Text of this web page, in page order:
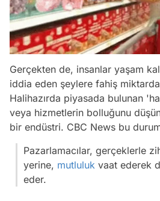
Gerçekten de, insanlar yaşam
iddia eden şeylere fahiş
Halihazırda piyasada bulunan
veya hizmetlerin bolluğunu
bir endüstri. CBC News bu
Pazarlamacılar, gerçeklerle
yerine, mutluluk vaat ederek
eder.